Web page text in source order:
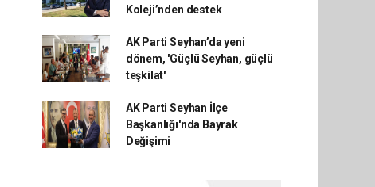
Koleji’nden destek
AK Parti Seyhan’da yeni
dönem, 'Güçlü Seyhan, güçlü
teşkilat'
AK Parti Seyhan İlçe
Başkanlığı'nda Bayrak
Değişimi